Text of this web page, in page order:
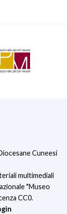
Cuneesi
multimediali
"Museo
CC0.